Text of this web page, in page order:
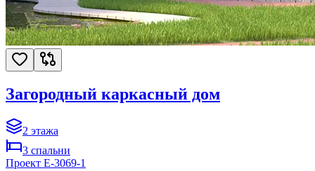
Загородный каркасный дом
2 этажа
3 спальни
Проект E-3069-1